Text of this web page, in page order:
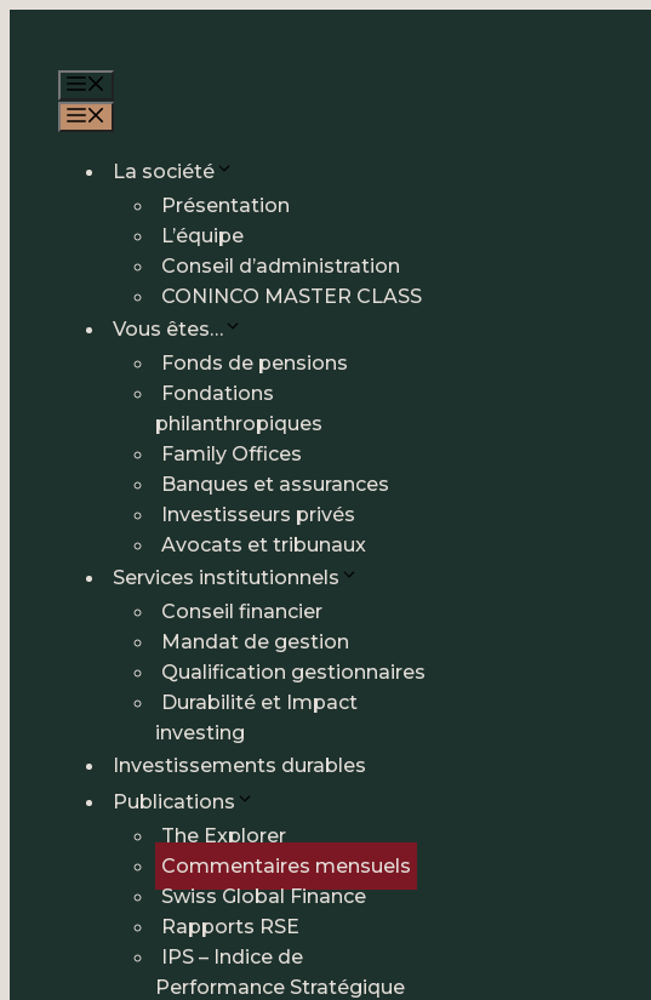
contenu
La société
Présentation
L’équipe
Conseil d’administration
CONINCO MASTER CLASS
Vous êtes…
Fonds de pensions
Fondations
philanthropiques
Family Offices
Banques et assurances
Investisseurs privés
Avocats et tribunaux
Services institutionnels
Conseil financier
Mandat de gestion
Qualification gestionnaires
Durabilité et Impact
investing
Investissements durables
Publications
The Explorer
Commentaires mensuels
Swiss Global Finance
Rapports RSE
IPS – Indice de
Performance Stratégique